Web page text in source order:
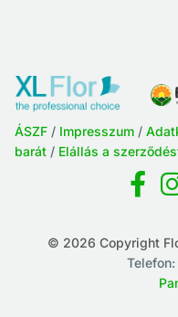
ÁSZF / Impresszum /
barát / Elállás a
© 2026 Copyright
Telefon: